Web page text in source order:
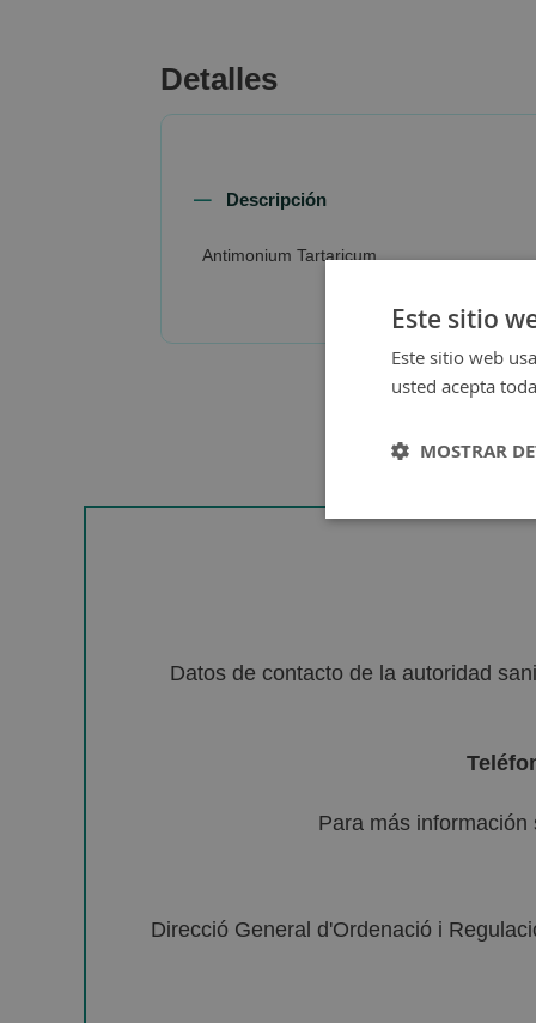
Detalles
Descripción
Antimonium Tartaricum
Datos de contacto de la autoridad
Para más
Direcció General d'Ordenació i
Este sitio
Este sitio web
usted acepta
MOSTRAR